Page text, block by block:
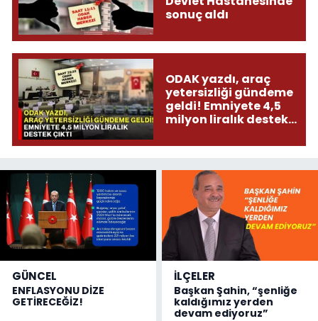
sonuç aldı
ODAK yazdı, araç
yetersizliği gündeme
geldi! Emniyete 4,5
milyon liralık destek
GÜNCEL
ENFLASYONU DİZE
GETİRECEĞİZ!
İLÇELER
Başkan Şahin, “şenliğe
kaldığımız yerden
devam ediyoruz”